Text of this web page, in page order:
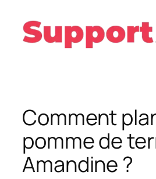
contenu
Comment
pomme de
Amandine ?